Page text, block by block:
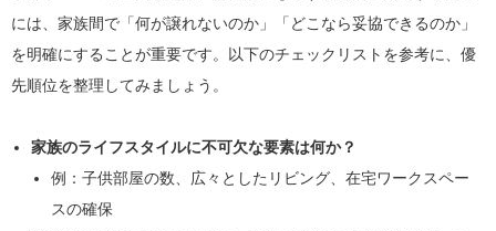
には、家族間で「何が譲れないのか」「どこなら妥協できるのか」
を明確にすることが重要です。以下のチェックリストを参考に、優
先順位を整理してみましょう。
家族のライフスタイルに不可欠な要素は何か？
例：子供部屋の数、広々としたリビング、在宅ワークスペー
スの確保